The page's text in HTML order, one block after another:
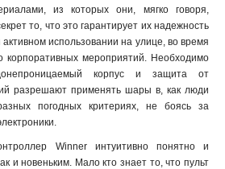
из которых они, мягко говоря,
то, что это гарантирует их надежность
использовании на улице, во время
корпоративных мероприятий. Необходимо
корпус и защита от
разрешают применять шары в, как люди
погодных критериях, не боясь за
Winner интуитивно понятно и
и новеньким. Мало кто знает то, что пульт